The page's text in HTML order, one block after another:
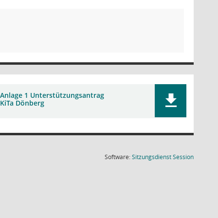
Anlage 1 Unterstützungsantrag
KiTa Dönberg
Software:SitzungsdienstSession(Wird in